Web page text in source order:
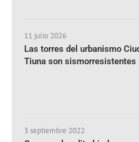
11 julio 2026
Las torres del urbanismo
Tiuna son sismorresistentes
3 septiembre 2022